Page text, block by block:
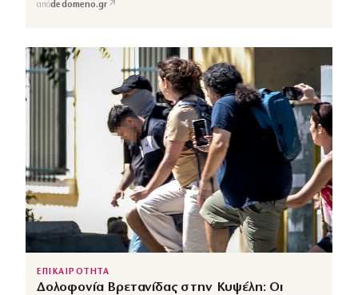
απόdedomeno.gr ↗
ΕΠΙΚΑΙΡΟΤΗΤΑ
Δολοφονία Βρετανίδας στην Κυψέλη: Οι